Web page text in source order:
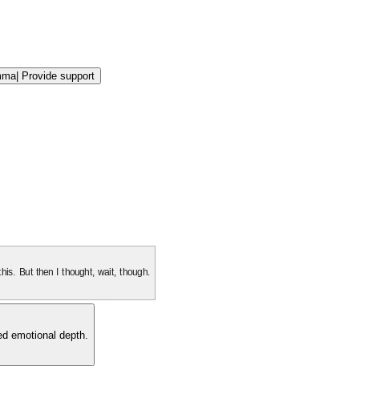
| Provide support
But then I thought, wait, though.
emotional depth.